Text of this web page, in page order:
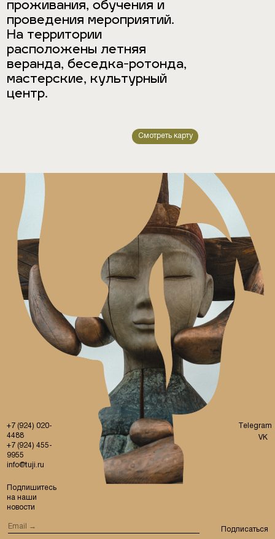
проживания, обучения и
проведения мероприятий.
На территории
расположены летняя
веранда, беседка-ротонда,
мастерские, культурный
центр.
+7 (924) 020-
4488
+7 (924) 455-
9955
info@tuji.ru
Подпишитесь
на наши
новости
Telegram
Смотреть карту
Подписаться
VK